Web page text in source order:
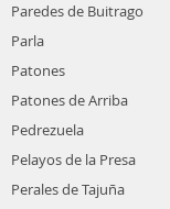
Paredes de Buitrago
Parla
Patones
Patones de Arriba
Pedrezuela
Pelayos de la Presa
Perales de Tajuña